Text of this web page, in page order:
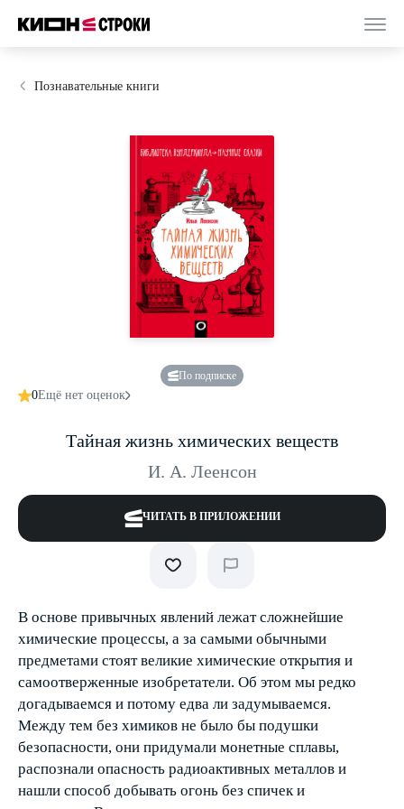
Познавательные книги
По подписке
0Ещё нет оценок
Тайная жизнь химических веществ
И. А. Леенсон
ЧИТАТЬ В ПРИЛОЖЕНИИ
В основе привычных явлений лежат сложнейшие
химические процессы, а за самыми обычными
предметами стоят великие химические открытия и
самоотверженные изобретатели. Об этом мы редко
догадываемся и потому едва ли задумываемся.
Между тем без химиков не было бы подушки
безопасности, они придумали монетные сплавы,
распознали опасность радиоактивных металлов и
нашли способ добывать огонь без спичек и